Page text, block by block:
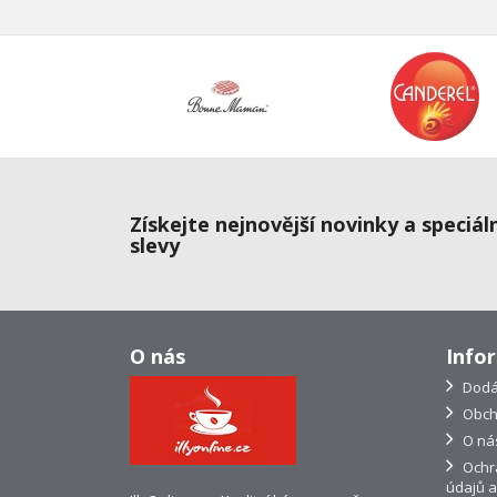
Získejte nejnovější novinky a
slevy
O nás
O
údajů